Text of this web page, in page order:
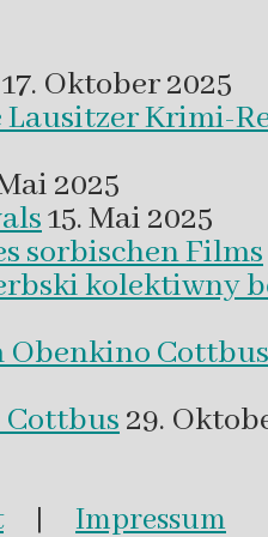
17. Oktober 2025
Lausitzer Krimi-
2025
15. Mai 2025
sorbischen Films
kolektiwny
Obenkino Cottbus
Cottbus29.
| Impressum